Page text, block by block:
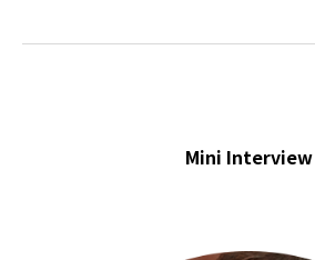
Mini Interview